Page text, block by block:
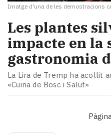
Imatge d'una de les demostracions
Les plantes
impacte en la
gastronomia
La Lira de Tremp ha acollit
«Cuina de Bosc i Salut»